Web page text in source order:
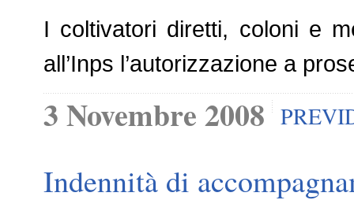
I coltivatori diretti, coloni e
all’Inps l’autorizzazione a
3 Novembre 2008
Indennità di